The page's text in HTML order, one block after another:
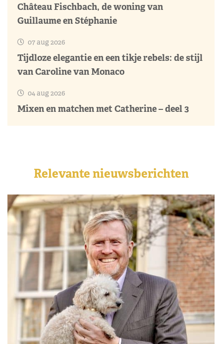
Château Fischbach, de woning van
Guillaume en Stéphanie
07 aug 2026
Tijdloze elegantie en een tikje rebels: de stijl
van Caroline van Monaco
04 aug 2026
Mixen en matchen met Catherine – deel 3
Relevante nieuwsberichten